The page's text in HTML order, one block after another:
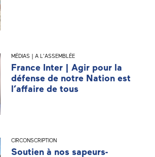
MÉDIAS | A L'ASSEMBLÉE
France Inter | Agir pour la
défense de notre Nation est
l’affaire de tous
CIRCONSCRIPTION
Soutien à nos sapeurs-